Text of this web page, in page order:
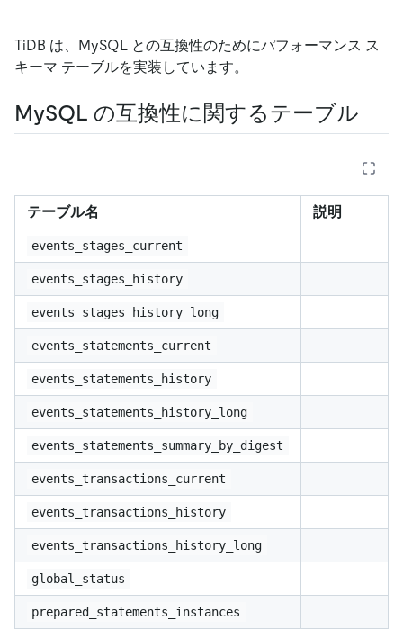
TiDB は、MySQL との互換性のためにパフォーマンス ス
キーマ テーブルを実装しています。
MySQL の互換性に関するテーブル
テーブル名 説明
events_stages_current
events_stages_history
events_stages_history_long
events_statements_current
events_statements_history
events_statements_history_long
events_statements_summary_by_digest
events_transactions_current
events_transactions_history
events_transactions_history_long
global_status
prepared_statements_instances